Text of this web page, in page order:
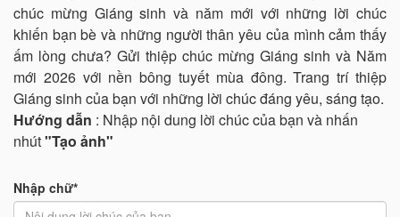
chúc mừng Giáng sinh và năm mới với những lời chúc
khiến bạn bè và những người thân yêu của mình cảm thấy
ấm lòng chưa? Gửi thiệp chúc mừng Giáng sinh và Năm
mới 2026 với nền bông tuyết mùa đông. Trang trí thiệp
Giáng sinh của bạn với những lời chúc đáng yêu, sáng tạo.
Hướng dẫn : Nhập nội dung lời chúc của bạn và nhấn
nhút"Tạo ảnh"
Nhập chữ*